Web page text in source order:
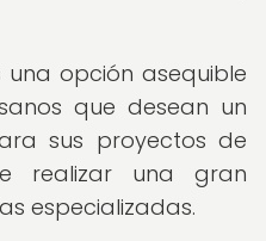
una opción asequible
que desean un
sus proyectos de
realizar una gran
especializadas.